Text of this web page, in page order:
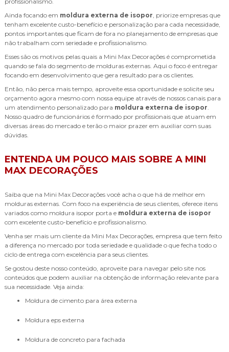
Ainda focando em moldura externa de isopor, priorize empresas que
tenham excelente custo-benefício e personalização para cada necessidade,
pontos importantes que ficam de fora no planejamento de empresas que
não trabalham com seriedade e profissionalismo.
Esses são os motivos pelas quais a Mini Max Decorações é comprometida
quando se fala do segmento de molduras externas. Aqui o foco é entregar
focando em desenvolvimento que gera resultado para os clientes.
Então, não perca mais tempo, aproveite essa oportunidade e solicite seu
orçamento agora mesmo com nossa equipe através de nossos canais para
um atendimento personalizado para moldura externa de isopor.
Nosso quadro de funcionários é formado por profissionais que atuam em
diversas áreas do mercado e terão o maior prazer em auxiliar com suas
dúvidas.
ENTENDA UM POUCO MAIS SOBRE A MINI
MAX DECORAÇÕES
Saiba que na Mini Max Decorações você acha o que há de melhor em
molduras externas. Com foco na experiência de seus clientes, oferece itens
variados como moldura isopor porta e moldura externa de isopor
com excelente custo-benefício e profissionalismo.
Venha ser mais um cliente da Mini Max Decorações, empresa que tem feito
a diferença no mercado por toda seriedade e qualidade o que fecha todo o
ciclo de entrega com excelência para seus clientes.
Se gostou deste nosso conteúdo, aproveite para navegar pelo site nos
conteúdos que podem auxiliar na obtenção de informação relevante para
sua necessidade. Veja ainda:
moldura de cimento para área externa
moldura eps externa
moldura de concreto para fachada